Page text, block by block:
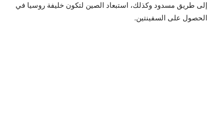
إلى طريق مسدود وكذلك، استبعاد الصين لتكون خليفة روسيا في
الحصول على السفينتين.